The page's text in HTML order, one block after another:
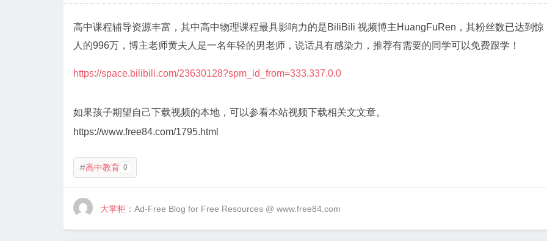
理】
高
中
导
理
高中课程辅导资源丰富，其中高中物理课程最具影响力的是BiliBili 视频博主HuangFuRen，其粉丝数已达到惊
人的996万，博主老师黄夫人是一名年轻的男老师，说话具有感染力，推荐有需要的同学可以免费跟学！
https://space.bilibili.com/23630128?spm_id_from=333.337.0.0
如果孩子期望自己下载视频的本地，可以参看本站视频下载相关文文章。
https://www.free84.com/1795.html
高中教育 0
大掌柜 ：Ad-Free Blog for Free Resources @ www.free84.com